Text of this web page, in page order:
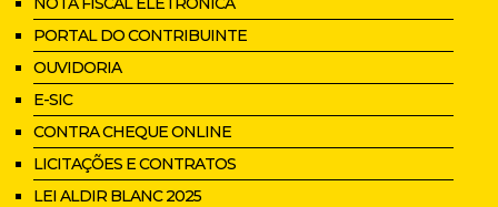
PORTAL DO CONTRIBUINTE
OUVIDORIA
E-SIC
CONTRA CHEQUE ONLINE
LICITAÇÕES E CONTRATOS
LEI ALDIR BLANC 2025